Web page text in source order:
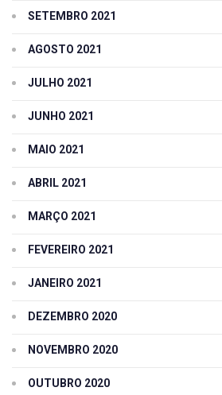
SETEMBRO 2021
AGOSTO 2021
JULHO 2021
JUNHO 2021
MAIO 2021
ABRIL 2021
MARÇO 2021
FEVEREIRO 2021
JANEIRO 2021
DEZEMBRO 2020
NOVEMBRO 2020
OUTUBRO 2020